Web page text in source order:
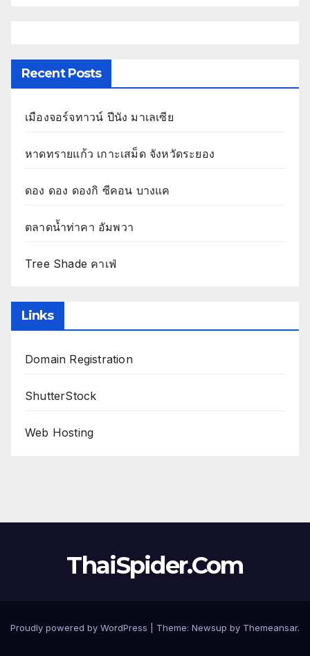
Recent Posts
เมืองจอร์จทาวน์ ปีนัง มาเลเซีย
หาดทรายแก้ว เกาะเสม็ด จังหวัดระยอง
ดอง ดอง ดองกิ ซีคอน บางแค
ตลาดน้ำท่าคา อัมพวา
Tree Shade คาเฟ่
Links
Domain Registration
ShutterStock
Web Hosting
ThaiSpider.Com
Proudly powered by WordPress Theme: Newsup by Themeansar.